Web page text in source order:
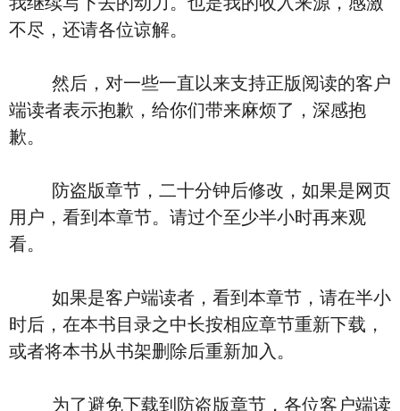
不尽，还请各位谅解。
然后，对一些一直以来支持正版阅读的客户
端读者表示抱歉，给你们带来麻烦了，深感抱
歉。
防盗版章节，二十分钟后修改，如果是网页
用户，看到本章节。请过个至少半小时再来观
看。
如果是客户端读者，看到本章节，请在半小
时后，在本书目录之中长按相应章节重新下载，
或者将本书从书架删除后重新加入。
为了避免下载到防盗版章节，各位客户端读